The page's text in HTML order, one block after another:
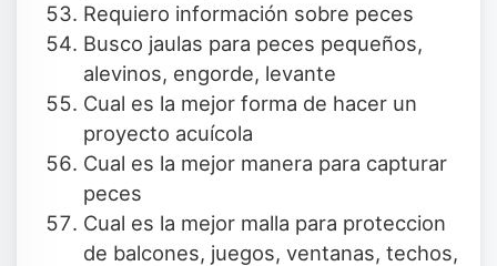
Requiero información sobre peces
Busco jaulas para peces pequeños,
alevinos, engorde, levante
Cual es la mejor forma de hacer un
proyecto acuícola
Cual es la mejor manera para capturar
peces
Cual es la mejor malla para proteccion
de balcones, juegos, ventanas, techos,